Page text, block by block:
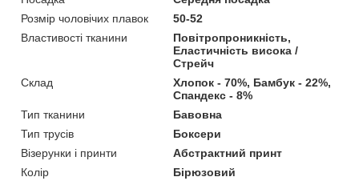
Розмір чоловічих плавок
50-52
Властивості тканини
Повітропроникність,
Еластичність висока /
Стрейч
Склад
Хлопок - 70%, Бамбук - 22%,
Спандекс - 8%
Тип тканини
Бавовна
Тип трусів
Боксери
Візерунки і принти
Абстрактний принт
Колір
Бірюзовий